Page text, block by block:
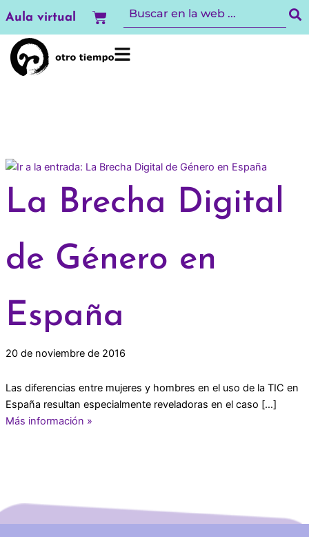
al
contenido
Aula virtual Carrito
La Brecha Digital
de Género en
España
20 de noviembre de 2016
Las diferencias entre mujeres y hombres en el uso de la TIC en
España resultan especialmente reveladoras en el caso […]
Más información »